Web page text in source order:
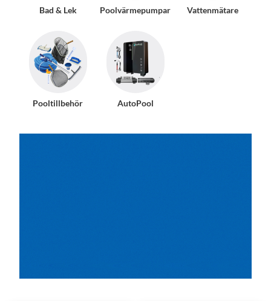
Bad & Lek Poolvärmepumpar Vattenmätare
Pooltillbehör AutoPool